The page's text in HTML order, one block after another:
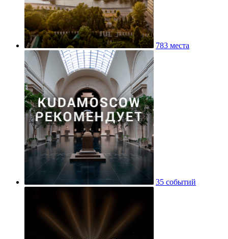
783 места
35 событий